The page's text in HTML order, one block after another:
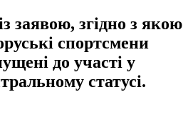
заявою, згідно з якою
спортсмени
до участі у
статусі.